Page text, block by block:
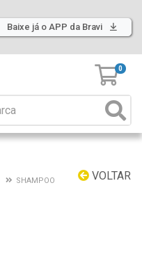
Baixe já o APP da Bravi
0
VOLTAR
SHAMPOO